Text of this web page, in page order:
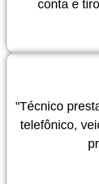
conta e
"Técnico
telefônico,